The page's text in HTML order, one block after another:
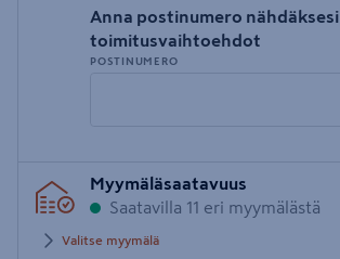
Anna postinumero nähdäksesi
toimitusvaihtoehdot
POSTINUMERO
postinumero
Myymäläsaatavuus
Saatavilla 11 eri myymälästä
Valitse myymälä